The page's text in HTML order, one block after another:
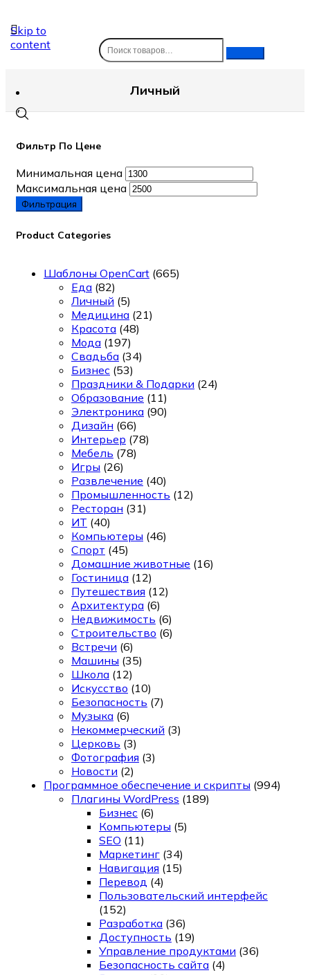
Skip to
content
Личный
Фильтр По Цене
Минимальная цена
Максимальная цена
Фильтрация
Product Categories
Шаблоны OpenCart (665)
Еда (82)
Личный (5)
Медицина (21)
Красота (48)
Мода (197)
Свадьба (34)
Бизнес (53)
Праздники & Подарки (24)
Образование (11)
Электроника (90)
Дизайн (66)
Интерьер (78)
Мебель (78)
Игры (26)
Развлечение (40)
Промышленность (12)
Ресторан (31)
ИТ (40)
Компьютеры (46)
Спорт (45)
Домашние животные (16)
Гостиница (12)
Путешествия (12)
Архитектура (6)
Недвижимость (6)
Строительство (6)
Встречи (6)
Машины (35)
Школа (12)
Искусство (10)
Безопасность (7)
Музыка (6)
Некоммерческий (3)
Церковь (3)
Фотография (3)
Новости (2)
Программное обеспечение и скрипты (994)
Плагины WordPress (189)
Бизнес (6)
Компьютеры (5)
SEO (11)
Маркетинг (34)
Навигация (15)
Перевод (4)
Пользовательский интерфейс
(152)
Разработка (36)
Доступность (19)
Управление продуктами (36)
Безопасность сайта (4)